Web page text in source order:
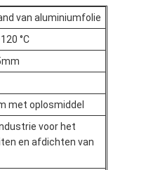
van aluminiumfolie
°C
met oplosmiddel
voor het
en afdichten van